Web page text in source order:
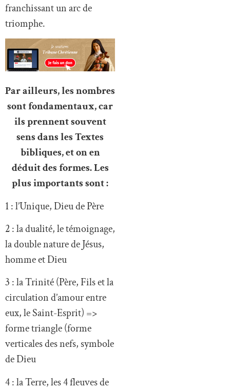
franchissant un arc de
triomphe.
Par ailleurs, les nombres
sont fondamentaux, car
ils prennent souvent
sens dans les Textes
bibliques, et on en
déduit des formes. Les
plus importants sont :
1 : l’Unique, Dieu de Père
2 : la dualité, le témoignage,
la double nature de Jésus,
homme et Dieu
3 : la Trinité (Père, Fils et la
circulation d’amour entre
eux, le Saint-Esprit) =>
forme triangle (forme
verticales des nefs, symbole
de Dieu
4 : la Terre, les 4 fleuves de